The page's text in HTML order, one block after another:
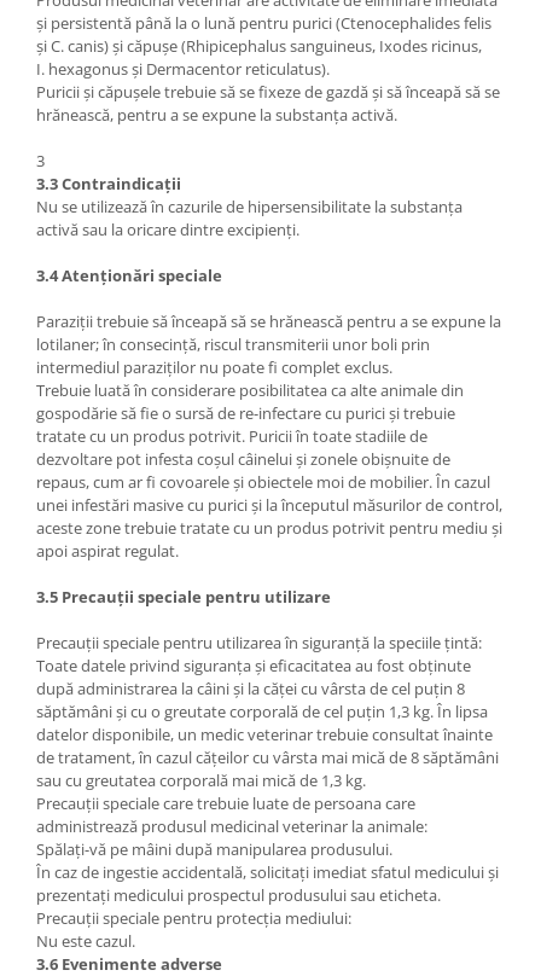
și persistentă până la o lună pentru purici (Ctenocephalides felis
și C. canis) și căpușe (Rhipicephalus sanguineus, Ixodes ricinus,
I. hexagonus și Dermacentor reticulatus).
Puricii și căpușele trebuie să se fixeze de gazdă și să înceapă să se
hrănească, pentru a se expune la substanța activă.
3
3.3 Contraindicații
Nu se utilizează în cazurile de hipersensibilitate la substanța
activă sau la oricare dintre excipienți.
3.4 Atenționări speciale
Paraziții trebuie să înceapă să se hrănească pentru a se expune la
lotilaner; în consecință, riscul transmiterii unor boli prin
intermediul paraziților nu poate fi complet exclus.
Trebuie luată în considerare posibilitatea ca alte animale din
gospodărie să fie o sursă de re-infectare cu purici și trebuie
tratate cu un produs potrivit. Puricii în toate stadiile de
dezvoltare pot infesta coșul câinelui și zonele obișnuite de
repaus, cum ar fi covoarele și obiectele moi de mobilier. În cazul
unei infestări masive cu purici și la începutul măsurilor de control,
aceste zone trebuie tratate cu un produs potrivit pentru mediu și
apoi aspirat regulat.
3.5 Precauții speciale pentru utilizare
Precauții speciale pentru utilizarea în siguranță la speciile țintă:
Toate datele privind siguranța și eficacitatea au fost obținute
după administrarea la câini și la căței cu vârsta de cel puțin 8
săptămâni și cu o greutate corporală de cel puțin 1,3 kg. În lipsa
datelor disponibile, un medic veterinar trebuie consultat înainte
de tratament, în cazul cățeilor cu vârsta mai mică de 8 săptămâni
sau cu greutatea corporală mai mică de 1,3 kg.
Precauții speciale care trebuie luate de persoana care
administrează produsul medicinal veterinar la animale:
Spălați-vă pe mâini după manipularea produsului.
În caz de ingestie accidentală, solicitați imediat sfatul medicului și
prezentați medicului prospectul produsului sau eticheta.
Precauții speciale pentru protecția mediului:
Nu este cazul.
3.6 Evenimente adverse